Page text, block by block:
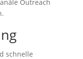
Outreach
schnelle